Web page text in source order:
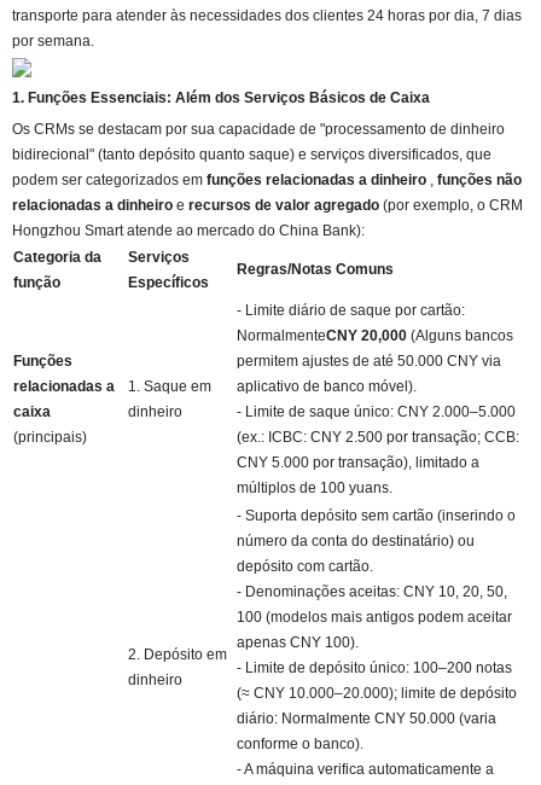
transporte para atender às necessidades dos clientes 24 horas por dia, 7 dias
por semana.
1. Funções Essenciais: Além dos Serviços Básicos de Caixa
Os CRMs se destacam por sua capacidade de "processamento de dinheiro
bidirecional" (tanto depósito quanto saque) e serviços diversificados, que
podem ser categorizados em funções relacionadas a dinheiro , funções não
relacionadas a dinheiro e recursos de valor agregado (por exemplo, o CRM
Hongzhou Smart atende ao mercado do China Bank):
Categoria da
função
Serviços
Específicos
Regras/Notas Comuns
Funções
relacionadas a
caixa
(principais)
1. Saque em
dinheiro
- Limite diário de saque por cartão:
NormalmenteCNY 20,000 (Alguns bancos
permitem ajustes de até 50.000 CNY via
aplicativo de banco móvel).
- Limite de saque único: CNY 2.000–5.000
(ex.: ICBC: CNY 2.500 por transação; CCB:
CNY 5.000 por transação), limitado a
múltiplos de 100 yuans.
2. Depósito em
dinheiro
- Suporta depósito sem cartão (inserindo o
número da conta do destinatário) ou
depósito com cartão.
- Denominações aceitas: CNY 10, 20, 50,
100 (modelos mais antigos podem aceitar
apenas CNY 100).
- Limite de depósito único: 100–200 notas
(≈ CNY 10.000–20.000); limite de depósito
diário: Normalmente CNY 50.000 (varia
conforme o banco).
- A máquina verifica automaticamente a